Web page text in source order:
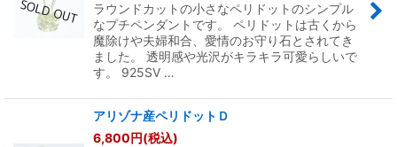
ラウンドカットの小さなペリドットのシンプル
なプチペンダントです。 ペリドットは古くから
魔除けや夫婦和合、愛情のお守り石とされてき
ました。 透明感や光沢がキラキラ可愛らしいで
す。 925SV …
アリゾナ産ペリドットＤ
6,800円(税込)